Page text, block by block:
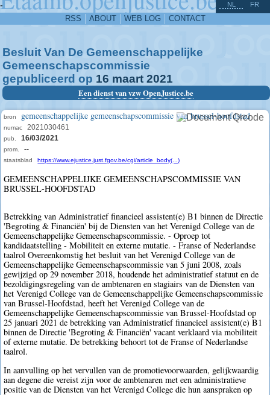
-
RSS ABOUT WEB LOG CONTACT
NL FR
Besluit Van De Gemeenschappelijke
Gemeenschapscommissie
gepubliceerd op 16 maart 2021
Een dienst van vzw OpenJustice.be
bron gemeenschappelijke gemeenschapscommissie van brussel-hoofdstad
numac 2021030461
pub. 16/03/2021
prom. --
staatsblad https://www.ejustice.just.fgov.be/cgi/article_body(...)
GEMEENSCHAPPELIJKE GEMEENSCHAPSCOMMISSIE VAN
BRUSSEL-HOOFDSTAD
Betrekking van Administratief financieel assistent(e) B1 binnen de Directie
'Begroting & Financiën' bij de Diensten van het Verenigd College van de
Gemeenschappelijke Gemeenschapscommissie. - Oproep tot
kandidaatstelling - Mobiliteit en externe mutatie. - Franse of Nederlandse
taalrol Overeenkomstig het besluit van het Verenigd College van de
Gemeenschappelijke Gemeenschapscommissie van 5 juni 2008, zoals
gewijzigd op 29 november 2018, houdende het administratief statuut en de
bezoldigingsregeling van de ambtenaren en stagiairs van de Diensten van
het Verenigd College van de Gemeenschappelijke Gemeenschapscommissie
van Brussel-Hoofdstad, heeft het Verenigd College van de
Gemeenschappelijke Gemeenschapscommissie van Brussel-Hoofdstad op
25 januari 2021 de betrekking van Administratief financieel assistent(e) B1
binnen de Directie 'Begroting & Financiën' vacant verklaard via mobiliteit
of externe mutatie. De betrekking behoort tot de Franse of Nederlandse
taalrol.
In aanvulling op het vervullen van de promotievoorwaarden, gelijkwaardig
aan degene die vereist zijn voor de ambtenaren met een administratieve
positie van de Diensten van het Verenigd College die hun aanspraken op
^